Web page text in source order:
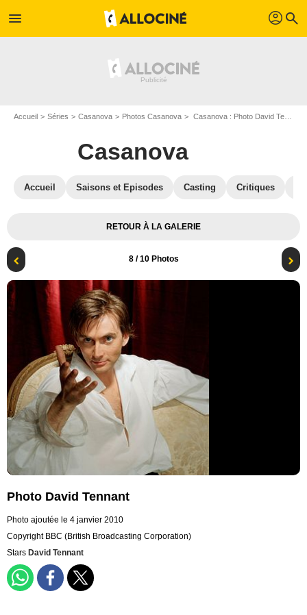
menu profil search
Accueil Séries Casanova Photos Casanova Casanova : Photo David Tennant
Casanova
Accueil Saisons et Episodes Casting Critiques
RETOUR À LA GALERIE
8/ 10 Photos
Photo David Tennant
Photo ajoutée le 4 janvier 2010
Copyright BBC (British Broadcasting Corporation)
Stars David Tennant